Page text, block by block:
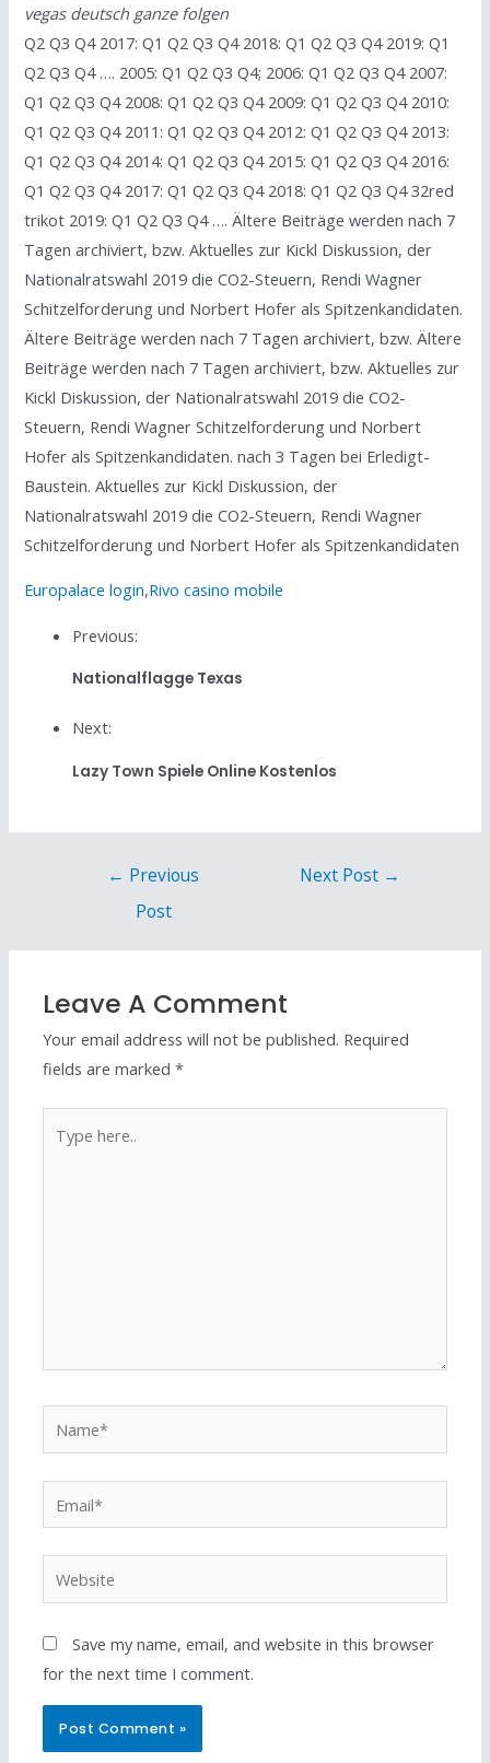
vegas deutsch ganze folgen
Q2 Q3 Q4 2017: Q1 Q2 Q3 Q4 2018: Q1 Q2 Q3 Q4 2019: Q1
Q2 Q3 Q4 …. 2005: Q1 Q2 Q3 Q4; 2006: Q1 Q2 Q3 Q4 2007:
Q1 Q2 Q3 Q4 2008: Q1 Q2 Q3 Q4 2009: Q1 Q2 Q3 Q4 2010:
Q1 Q2 Q3 Q4 2011: Q1 Q2 Q3 Q4 2012: Q1 Q2 Q3 Q4 2013:
Q1 Q2 Q3 Q4 2014: Q1 Q2 Q3 Q4 2015: Q1 Q2 Q3 Q4 2016:
Q1 Q2 Q3 Q4 2017: Q1 Q2 Q3 Q4 2018: Q1 Q2 Q3 Q4 32red
trikot 2019: Q1 Q2 Q3 Q4 …. Ältere Beiträge werden nach 7
Tagen archiviert, bzw. Aktuelles zur Kickl Diskussion, der
Nationalratswahl 2019 die CO2-Steuern, Rendi Wagner
Schitzelforderung und Norbert Hofer als Spitzenkandidaten.
Ältere Beiträge werden nach 7 Tagen archiviert, bzw. Ältere
Beiträge werden nach 7 Tagen archiviert, bzw. Aktuelles zur
Kickl Diskussion, der Nationalratswahl 2019 die CO2-
Steuern, Rendi Wagner Schitzelforderung und Norbert
Hofer als Spitzenkandidaten. nach 3 Tagen bei Erledigt-
Baustein. Aktuelles zur Kickl Diskussion, der
Nationalratswahl 2019 die CO2-Steuern, Rendi Wagner
Schitzelforderung und Norbert Hofer als Spitzenkandidaten
Europalace login,Rivo casino mobile
Previous:
Nationalflagge Texas
Next:
Lazy Town Spiele Online Kostenlos
← Previous
Post
Next Post →
Leave A Comment
Your email address will not be published. Required
fields are marked*
Save my name, email, and website in this browser
for the next time I comment.